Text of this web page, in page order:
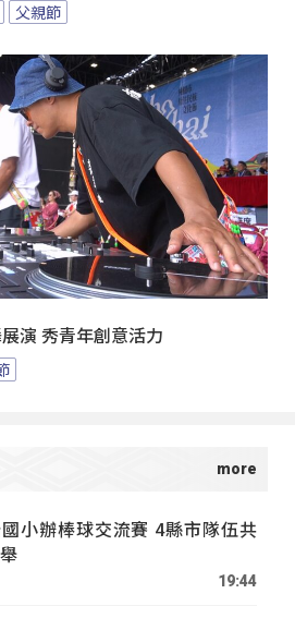
父親節
演 秀青年創意活力
小辦棒球交流賽 4縣市隊伍共
19:44